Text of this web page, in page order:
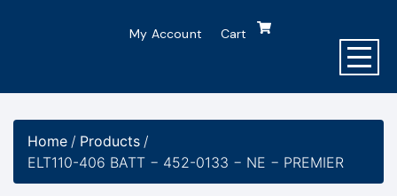
My Account Cart
Home / Products /
ELT110-406 BATT − 452-0133 − NE − PREMIER